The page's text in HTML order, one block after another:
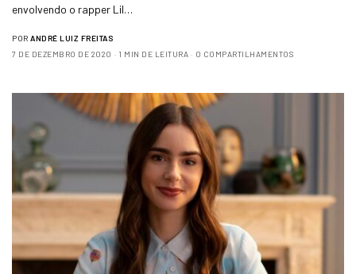
envolvendo o rapper Lil…
POR ANDRÉ LUIZ FREITAS
7 DE DEZEMBRO DE 2020
1 MIN DE LEITURA 0 COMPARTILHAMENTOS